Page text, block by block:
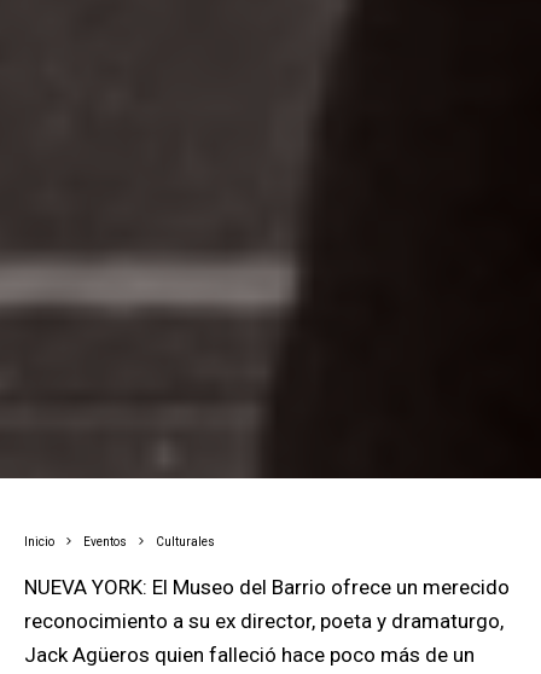
Inicio Eventos Culturales
NUEVA YORK: El Museo del Barrio ofrece un merecido
reconocimiento a su ex director, poeta y dramaturgo,
Jack Agüeros quien falleció hace poco más de un